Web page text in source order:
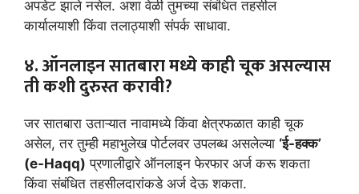
अपडेट झाले नसेल. अशा वेळी तुमच्या संबंधित तहसील
कार्यालयाशी किंवा तलाठ्याशी संपर्क साधावा.
४. ऑनलाइन सातबारा मध्ये काही चूक असल्यास
ती कशी दुरुस्त करावी?
जर सातबारा उताऱ्यात नावामध्ये किंवा क्षेत्रफळात काही चूक
असेल, तर तुम्ही महाभुलेख पोर्टलवर उपलब्ध असलेल्या ‘ई-हक्क’
(e-Haqq) प्रणालीद्वारे ऑनलाइन फेरफार अर्ज करू शकता
किंवा संबंधित तहसीलदारांकडे अर्ज देऊ शकता.